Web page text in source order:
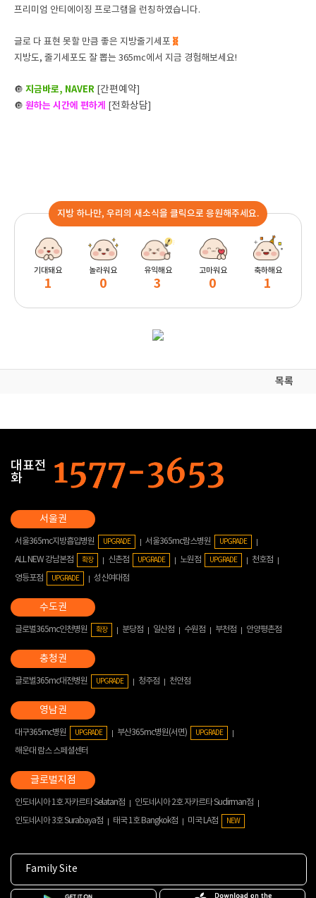
프리미엄 안티에이징 프로그램을 런칭하였습니다.
글로 다 표현 못할 만큼 좋은 지방줄기세포 🧬
지방도, 줄기세포도 잘 뽑는 365mc에서 지금 경험해보세요!
🔘 지금바로, NAVER 간편예약
🔘 원하는 시간에 편하게 전화상담
지방 하나만, 우리의 새소식을 클릭으로 응원해주세요.
기대돼요
1
놀라워요
0
유익해요
3
고마워요
0
축하해요
1
목록
대표전
화
서울365mc지방흡입병원 UPGRADE 서울365mc람스병원 UPGRADE
ALL NEW 강남본점 확장 신촌점 UPGRADE 노원점 UPGRADE
천호점
영등포점
UPGRADE 성신여대점
글로벌365mc인천병원 확장 분당점 일산점 수원점 부천점 안양평촌점
글로벌365mc대전병원 UPGRADE 청주점 천안점
대구365mc병원 UPGRADE 부산365mc병원(서면) UPGRADE
해운대 람스 스페셜센터
인도네시아 1호 자카르타 Selatan점
인도네시아 2호 자카르타 Sudirman점
인도네시아 3호 Surabaya점
태국 1호 Bangkok점 미국 LA점 NEW
Family Site